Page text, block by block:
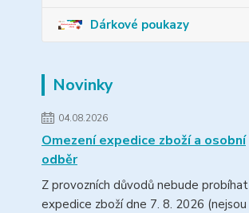
Dárkové poukazy
Novinky
04.08.2026
Omezení expedice zboží a osobní
odběr
Z provozních důvodů nebude probíhat
expedice zboží dne 7. 8. 2026 (nejsou